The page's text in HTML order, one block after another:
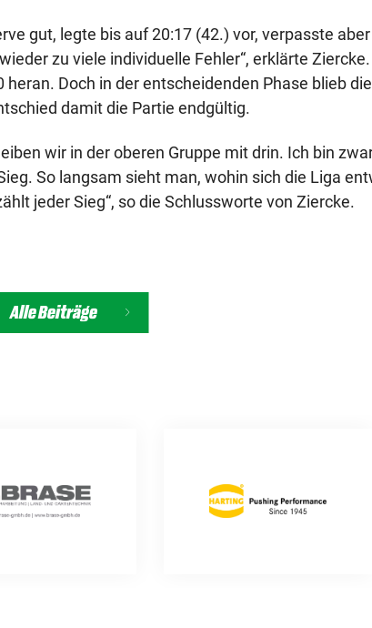
gut, legte bis auf 20:17 (42.) vor, verpasste
zu viele individuelle Fehler“, erklärte
Doch in der entscheidenden Phase blieb die
damit die Partie endgültig.
wir in der oberen Gruppe mit drin. Ich bin
So langsam sieht man, wohin sich die Liga
jeder Sieg“, so die Schlussworte von Ziercke.
Alle Beiträge